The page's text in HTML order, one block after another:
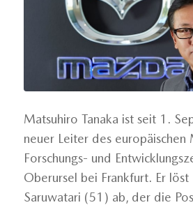
Matsuhiro Tanaka ist seit 1.
neuer Leiter des europäischen
Forschungs- und
Oberursel bei Frankfurt. Er löst
Saruwatari (51) ab, der die